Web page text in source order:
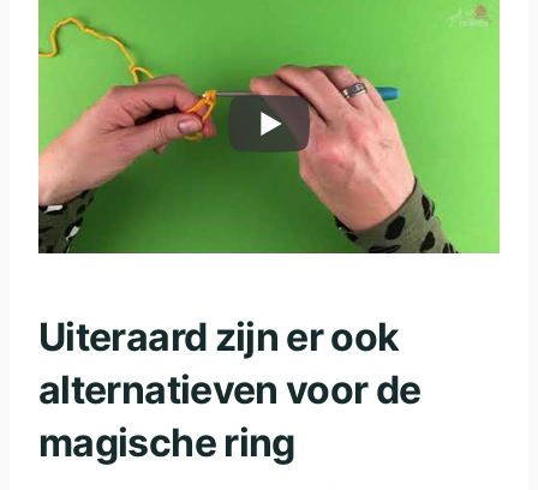
Uiteraard zijn er ook
alternatieven voor de
magische ring